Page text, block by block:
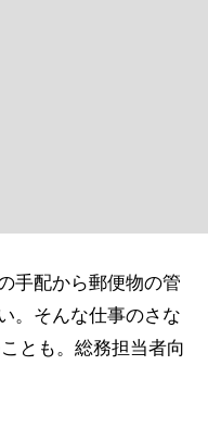
手配から郵便物の管
。そんな仕事のさな
とも。総務担当者向